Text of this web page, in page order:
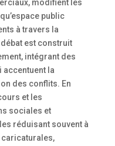
modifient les
public
à travers la
est construit
intégrant des
la
des conflits. En
et les
sociales et
réduisant souvent à